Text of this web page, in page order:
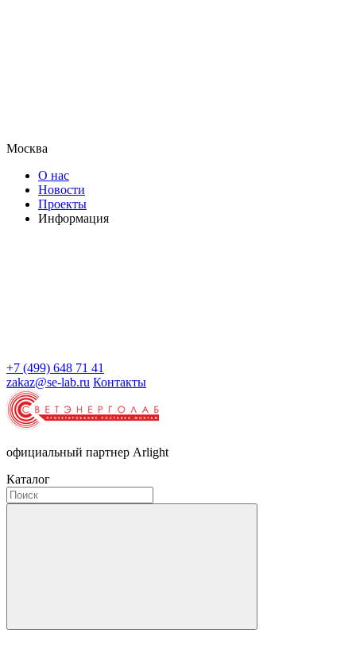
Москва
О нас
Новости
Проекты
Информация
+7 (499) 648 71 41
zakaz@se-lab.ru Контакты
официальный партнер Arlight
Каталог